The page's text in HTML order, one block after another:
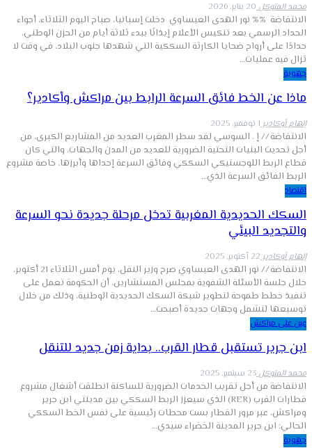
محمد المتوكل20 يناير, 2026
الانتفاضة %% نور الهدى العيساوي دخلت إسبانيا، صباح اليوم الثلاثاء، أجواء
الحداد الرسمي بعد تنكيس الأعلام إيذانًا ببدء ثلاثة أيام من الحزن الوطني،
حدادًا على أرواح ضحايا الكارثة السككية التي شهدها جنوب البلاد، في وقت لا
تزال فيه عمليات…
جهوية
ماذا عن الخط فائق السرعة الرابط بين مراكش وأكادير؟
إلهام أوكادير1 نوفمبر, 2025
الانتفاضة // إ . السوسي لقد سطر المغرب العديد من المشاريع الكبرى، من
أجل تحديث البنيات التحتية الضرورية للعديد من المدن والجهات، والتي كان
قطاع الربط اللوجستيكي السككي وفائق السرعة إحداها وأبرزها، خاصة مشروع
الربط الفائق السرعة الذي…
اقتصاد
السكك الحديدية المغربية تدخل مرحلة جديدة نحو السرعة
والتجديد البيئي
إلهام أوكادير22 أكتوبر, 2025
الانتفاضة // نور الهدى العيساوي صرح وزير النقل، يوم أمس الثلاثاء 21 أكتوبر،
خلال جلسة الأسئلة الشفوية بمجلس المستشارين، أن الحكومة تعمل على
تنفيذ خطط طموحة لتطوير شبكة السكك الحديدية الوطنية، وذلك من خلال
توسيعها لتشمل وجهات جديدة أصبحت…
عين على مراكش
ابن جرير تستقبل قطار القرب.. بداية زمن جديد للتنقل
محمد المتوكل23 سبتمبر, 2025
الانتفاضة من أجل تقريب الخدمات الضرورية للساكنة انطلقت أشغال مشروع
قطارات القرب (RER) الذي سيعزز الربط السككي بين مدينتي ابن جرير
ومراكش، عبر مرور القطار بست محطات رئيسية على نفس الخط السككي
الحالي: ابن جرير المدينة الخضراء سيدي…
جهوية